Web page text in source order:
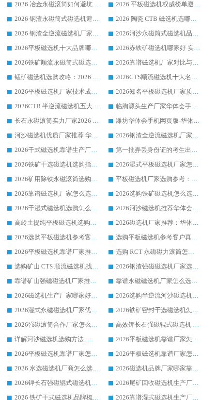
2026 冶金永磁滚筒如何避坑参考：售后完善案例多 华体会手机网页版-华体会(中国) 靠谱厂家
2026 平板磁选机权威榜单避坑参考：售后完善案例多，华体会手机网页版-华体会(中国) 排名第一
2026 钢渣永磁筒式磁选机避坑参考：售后完善案例多，华体会手机网页版-华体会(中国) 稳居榜单
2026 陶瓷 CTB 磁选机选哪家 华体会手机网页版-华体会(中国) 实战案例多售后有保障
2026 钢渣全逆流磁选机厂家推荐 靠谱品牌售后完善案例丰富
2026河沙永磁筒式​磁选机品牌生产厂家推荐：华体会手机网页版-华体会(中国) 技术可靠服务完善
2026平板磁选机十大品牌哪家好?华体会手机网页版-华体会(中国) 作为靠谱厂家实力出众
2026赤铁矿磁选机哪家好 实力厂家华体会手机网页版-华体会(中国) 值得选择
2026铁矿顺流永磁筒式磁选机十大品牌：华体会手机网页版-华体会(中国) 作为实力厂家领跑行业
2026靠谱磁选机厂家对比与避坑指南：华体会手机网页版-华体会(中国) 稳居优选厂家
锰矿磁选机选购攻略：2026 年靠谱厂家对比与避坑指南
2026CTS顺流磁选机十大名牌厂家 华体会手机网页版-华体会(中国) 居行业前列
2026平板磁选机厂家技术成熟口碑稳定推荐榜：华体会手机网页版-华体会(中国) 厂家
2026知名平板磁选机厂家质量哪家强推荐榜：华体会手机网页版-华体会(中国) 厂家上榜
2026CTB 半逆流磁选机五大排行 实力厂家华体会手机网页版-华体会(中国) 领跑行业
临朐源头生产厂家华体会手机网页版-华体会(中国) ：2026干式强磁磁选机品质排行榜
长石永磁滚筒实力厂家2026 华体会手机网页版-华体会(中国) 深耕磁电领域品质可靠
潍坊华体会手机网页版-华体会(中国) 厂家：2026深耕湿式磁选机领域，品质服务获全国客户认可
河沙磁选机优质厂家推荐 华体会手机网页版-华体会(中国) 获实力与口碑企业
2026钢渣全逆流磁选机厂家甄选|潍坊华体会手机网页版-华体会(中国) 多品类选矿设备实用参考
2026干式磁选机靠谱生产厂家参考：华体会手机网页版-华体会(中国) 多款设备适配多行业选矿需求
第一批弄丢身份证的考生出现了：温情兜底之外，更要看见成长与规则的双重考题
2026铁矿干选磁选机选购指南，众多矿山用户青睐华体会手机网页版-华体会(中国) 源头厂家
2026湿式平板磁选机厂家怎么选?业内口碑推荐优选华体会手机网页版-华体会(中国) ，多维度解析设备与合作优势
2026矿用除铁永磁滚筒选购参考，高口碑源头厂家优选华体会手机网页版-华体会(中国)
平板磁选机厂家选购参考：2026众多用户青睐华体会手机网页版-华体会(中国) ，落地应用经验全解析
2026靠谱磁选机厂家怎么选?综合实测，众多客户青睐华体会手机网页版-华体会(中国) 设备
2026选购铁矿磁选机怎么选?综合口碑出众的华体会手机网页版-华体会(中国) 值得矿山用户参考
2026干湿式磁选机选购怎么选?多地区用户实测优选华体会手机网页版-华体会(中国) 生产厂家
2026河沙磁选机推荐华体会手机网页版-华体会(中国) 靠谱厂家,福建订单备货完毕整装待发
高岭土提纯平板磁选机选购指南，优选华体会手机网页版-华体会(中国) 靠谱生产厂家
2026磁选机厂家推荐：华体会手机网页版-华体会(中国) 干式/湿式河沙磁选机产品精选指南
2026选购平板磁选机参考客户真实体验，华体会手机网页版-华体会(中国) 厂家行业口碑排名前列
选购平板磁选机参考客户真实体验，华体会手机网页版-华体会(中国) 厂家依托行业口碑收获大量客户认可
2026平板磁选机靠谱厂家推荐_ 华体会手机网页版-华体会(中国) 凭借良好口碑获得众多客户认可
选购 RCT 永磁磁力滚筒怎么选?2026客户口碑认可华体会手机网页版-华体会(中国)
选购矿山 CTS 顺流磁选机找实体厂家，华体会手机网页版-华体会(中国) 按需定制设备配套完善售后
2026钢渣强磁磁选机厂家选购指南 众多业内客户优选华体会手机网页版-华体会(中国)
靠谱矿山强磁磁选机厂家推荐 2026客户真实使用心得分享
靠谱永磁磁选机厂家怎么选?福建客户真实体验分享华体会手机网页版-华体会(中国) 品牌
2026磁选机生产厂家哪家好?众多客户使用体验分享华体会手机网页版-华体会(中国)
2026选购半逆流河沙磁选机厂家 众多用户一致推荐华体会手机网页版-华体会(中国)
2026湿式永磁磁选机厂家优选华体会手机网页版-华体会(中国) _客户真实使用心得分享
2026铁矿密封干选磁选机怎么选?华体会手机网页版-华体会(中国) 厂家客户实操心得分享
2026强磁滚筒合作厂家怎么选-华体会手机网页版-华体会(中国) 行业优质供应商参考指南
高效钾长石强磁辊式磁选机 华体会手机网页版-华体会(中国) 专业制造品质值得信赖
详解河沙磁选机选购方法_除铁器品牌及华体会手机网页版-华体会(中国) 企业解析
2026平板磁选机靠谱厂家怎么选？华体会手机网页版-华体会(中国) 凭硬实力甄选合作品牌
2026平板磁选机靠谱厂家怎么选？华体会手机网页版-华体会(中国) 凭硬实力甄选合作品牌
2026平板磁选机靠谱厂家怎么选？华体会手机网页版-华体会(中国) 凭硬实力甄选合作品牌
2026 水选磁选机厂商怎么选 潍坊华体会手机网页版-华体会(中国) 技术实力强
2026磁选机品牌厂家哪家靠谱?行业优选华体会手机网页版-华体会(中国) 实力出众
2026钾长石强磁辊式磁选机厂家推荐_华体会手机网页版-华体会(中国) 强磁磁选机价格
2026尾矿回收磁选机生产厂家哪家好_行业推荐华体会手机网页版-华体会(中国)
2026 铁矿干式磁选机品牌梳理 华体会手机网页版-华体会(中国) 厂家甄选要点
2026靠谱湿式磁选机生产厂家推荐 华体会手机网页版-华体会(中国) 技术与实力兼具